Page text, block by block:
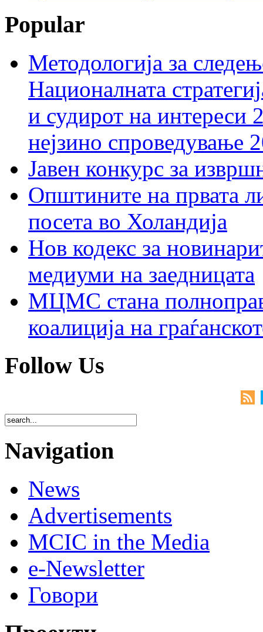
Popular
Методологија за
Националната
и судирот на интереси
нејзино спроведување
Јавен конкурс за
Општините на првата
посета во Холандија
Нов кодекс за
медиуми на заедницата
МЦМС стана
коалиција на
Follow Us
Navigation
News
Advertisements
MCIC in the Media
e-Newsletter
Говори